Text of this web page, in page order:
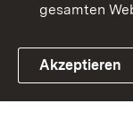
Link zum
gesamten
Akzeptieren